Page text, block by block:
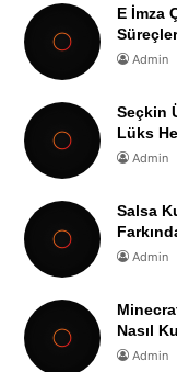
E İmza
Admin
Seçkin
Lüks
Admin
Salsa
Admin
Nasıl
Admin